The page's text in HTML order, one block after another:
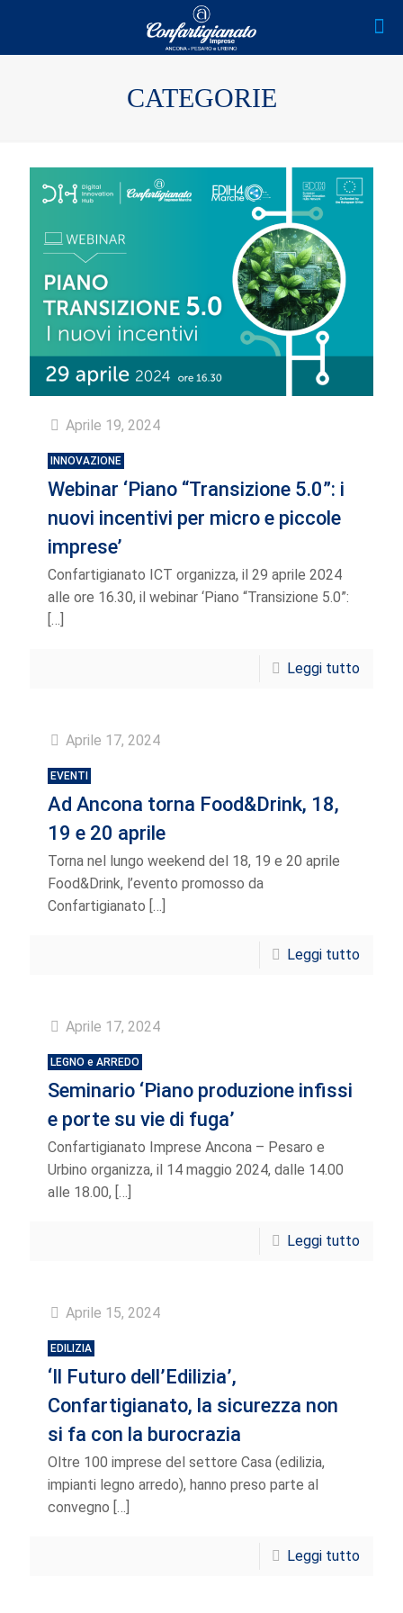
CATEGORIE
Aprile 19, 2024
INNOVAZIONE
Webinar ‘Piano “Transizione 5.0”: i
nuovi incentivi per micro e piccole
imprese’
Confartigianato ICT organizza, il 29 aprile 2024
alle ore 16.30, il webinar ‘Piano “Transizione 5.0”:
[…]
Leggi tutto
Aprile 17, 2024
EVENTI
Ad Ancona torna Food&Drink, 18,
19 e 20 aprile
Torna nel lungo weekend del 18, 19 e 20 aprile
Food&Drink, l’evento promosso da
Confartigianato […]
Leggi tutto
Aprile 17, 2024
LEGNO e ARREDO
Seminario ‘Piano produzione infissi
e porte su vie di fuga’
Confartigianato Imprese Ancona – Pesaro e
Urbino organizza, il 14 maggio 2024, dalle 14.00
alle 18.00, […]
Leggi tutto
Aprile 15, 2024
EDILIZIA
‘Il Futuro dell’Edilizia’,
Confartigianato, la sicurezza non
si fa con la burocrazia
Oltre 100 imprese del settore Casa (edilizia,
impianti legno arredo), hanno preso parte al
convegno […]
Leggi tutto